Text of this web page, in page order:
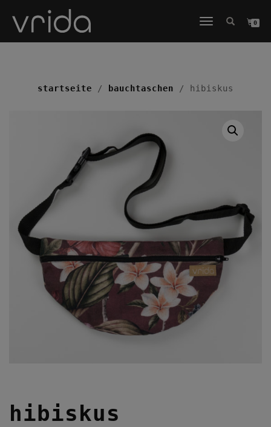
NAVIGATION
UMSCHALTEN
0
startseite / bauchtaschen / hibiskus
hibiskus